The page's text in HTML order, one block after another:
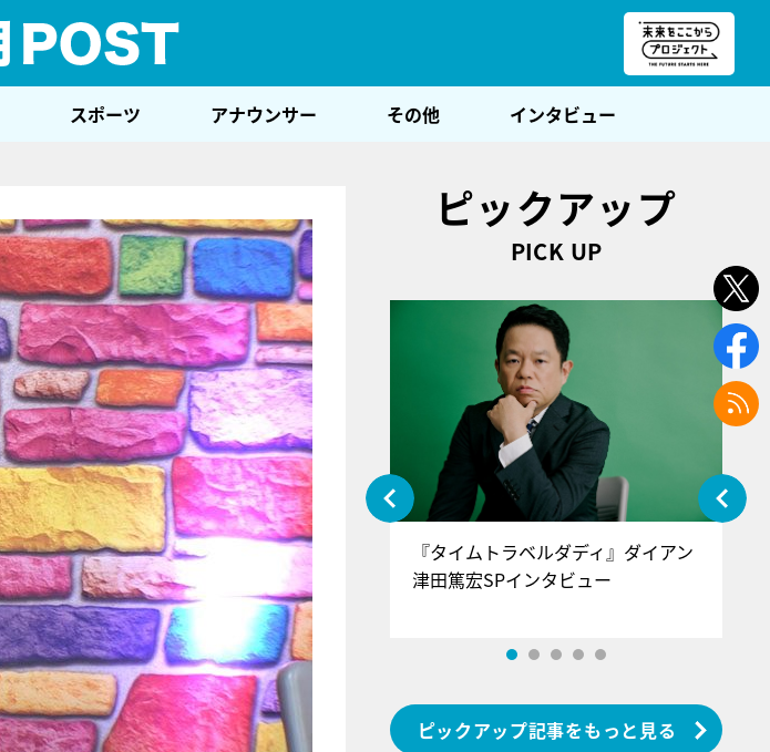
スポーツ アナウンサー その他 インタビュー
ピックアップ
PICK UP
『アイ＝ラブ！げーみんぐ』＝LOV
E齋藤樹愛羅＆佐々木舞香SPインタ
ビュー
『タイムトラベルダディ』ダイアン
津田篤宏SPインタビュー
ピックアップ記事をもっと見る